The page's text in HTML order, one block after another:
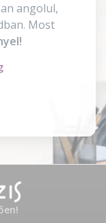
angolul,
Most